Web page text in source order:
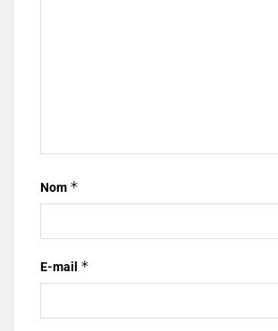
Nom *
E-mail *